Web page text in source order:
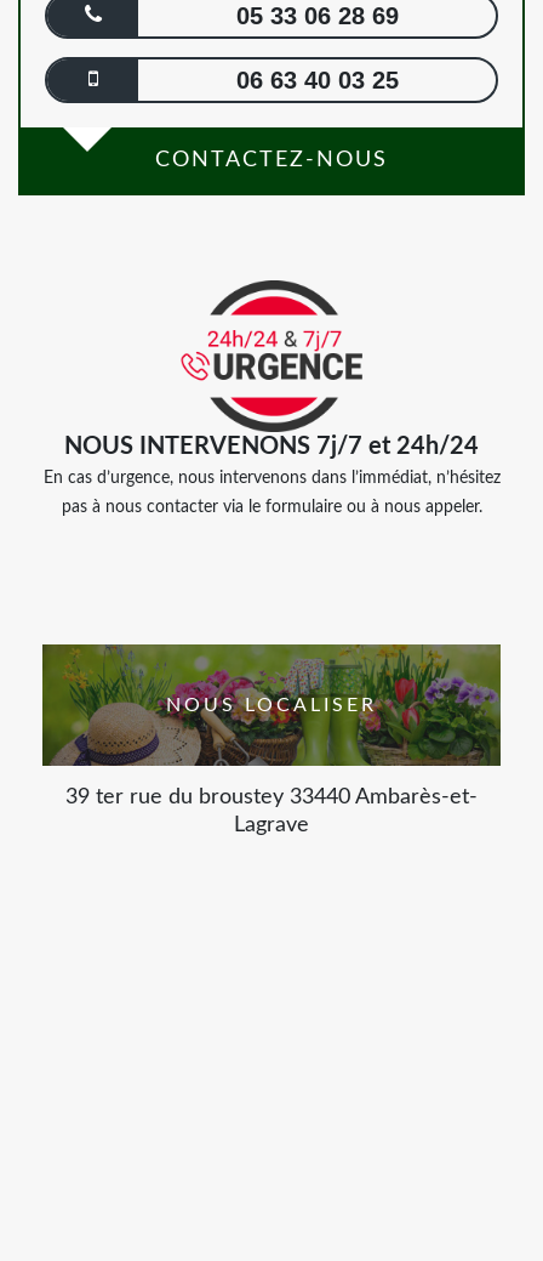
05 33 06 28 69
06 63 40 03 25
CONTACTEZ-NOUS
NOUS INTERVENONS 7j/7 et 24h/24
En cas d’urgence, nous intervenons dans l’immédiat, n’hésitez
pas à nous contacter via le formulaire ou à nous appeler.
NOUS LOCALISER
39 ter rue du broustey 33440 Ambarès-et-
Lagrave